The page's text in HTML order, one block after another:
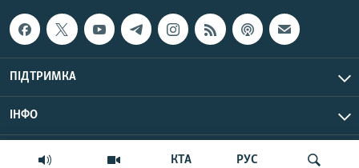
КТА РУС
ПІДТРИМКА
ІНФО
© Крим.Реалії, 2026 | Усі права застережено.